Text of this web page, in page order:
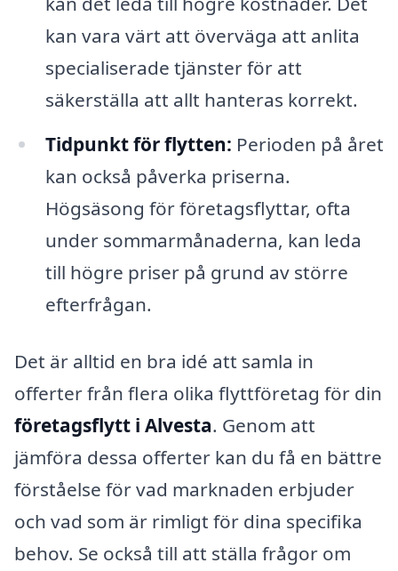
kan vara värt att överväga att anlita
specialiserade tjänster för att
säkerställa att allt hanteras korrekt.
Tidpunkt för flytten: Perioden på året
kan också påverka priserna.
Högsäsong för företagsflyttar, ofta
under sommarmånaderna, kan leda
till högre priser på grund av större
efterfrågan.
Det är alltid en bra idé att samla in
offerter från flera olika flyttföretag för din
företagsflytt i Alvesta. Genom att
jämföra dessa offerter kan du få en bättre
förståelse för vad marknaden erbjuder
och vad som är rimligt för dina specifika
behov. Se också till att ställa frågor om